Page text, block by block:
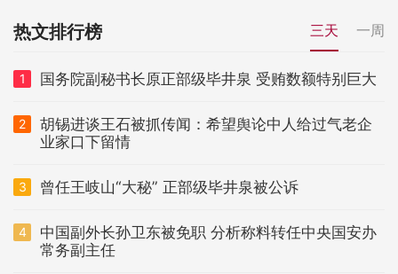
热文排行榜 三天 一周
1 国务院副秘书长原正部级毕井泉 受贿数额特别巨大
2
胡锡进谈王石被抓传闻：希望舆论中人给过气老企
业家口下留情
3 曾任王岐山“大秘” 正部级毕井泉被公诉
4
中国副外长孙卫东被免职 分析称料转任中央国安办
常务副主任